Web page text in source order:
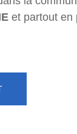
et partout en